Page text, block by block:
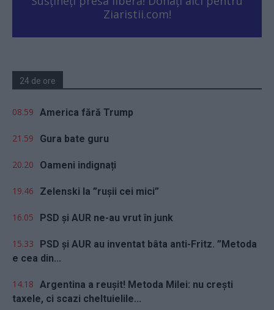
Ziaristii.com!
24 de ore
08.59 America fără Trump
21.59 Gura bate guru
20.20 Oameni indignați
19.46 Zelenski la ”rușii cei mici”
16.05 PSD și AUR ne-au vrut în junk
15.33
PSD și AUR au inventat bâta anti-Fritz. ”Metoda
e cea din...
14.18 Argentina a reușit! Metoda Milei: nu crești
taxele, ci scazi cheltuielile...